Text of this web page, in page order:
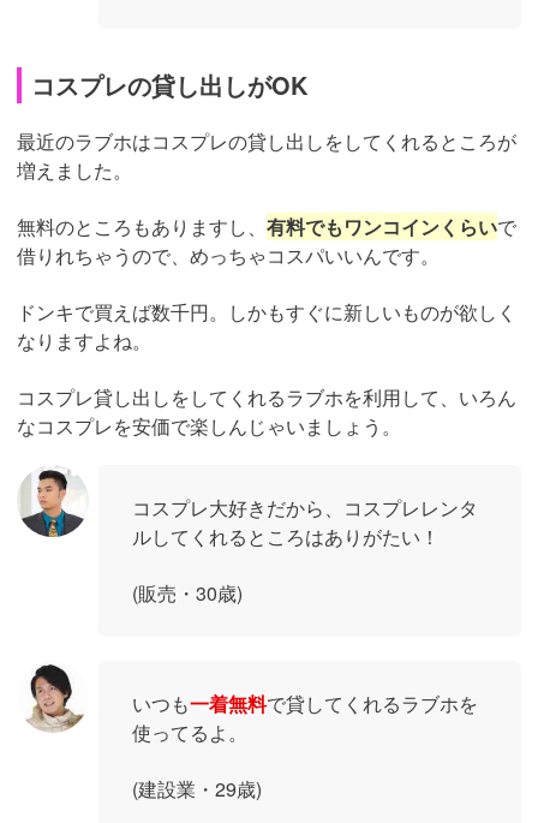
コスプレの貸し出しがOK
最近のラブホはコスプレの貸し出しをしてくれるところが
増えました。
無料のところもありますし、 有料でもワンコインくらいで
借りれちゃうので、めっちゃコスパいいんです。
ドンキで買えば数千円。しかもすぐに新しいものが欲しく
なりますよね。
コスプレ貸し出しをしてくれるラブホを利用して、いろん
なコスプレを安価で楽しんじゃいましょう。
コスプレ大好きだから、コスプレレンタ
ルしてくれるところはありがたい！
(販売・30歳)
いつも一着無料で貸してくれるラブホを
使ってるよ。
(建設業・29歳)